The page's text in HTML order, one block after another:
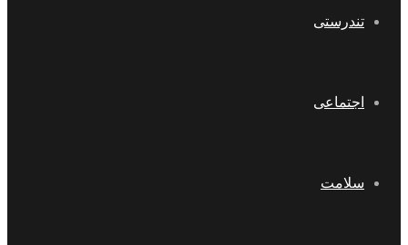
تندرستی
اجتماعی
سلامت